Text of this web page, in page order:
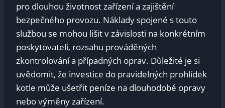
pro dlouhou životnost zařízení a zajištění
bezpečného provozu. Náklady spojené s touto
službou se mohou lišit v závislosti na konkrétním
poskytovateli, rozsahu prováděných
zkontrolování a případných oprav. Důležité je si
uvědomit, že investice do pravidelných prohlídek
kotle může ušetřit peníze na dlouhodobé opravy
nebo výměny zařízení.